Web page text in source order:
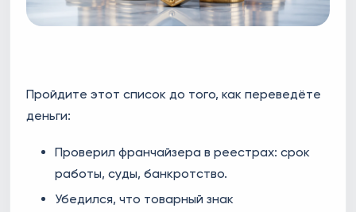
Пройдите этот список до того, как переведёте
деньги:
Проверил франчайзера в реестрах: срок
работы, суды, банкротство.
Убедился, что товарный знак